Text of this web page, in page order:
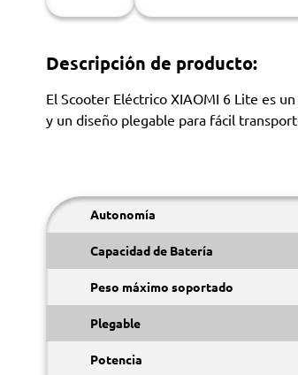
Descripción de producto:
El Scooter Eléctrico XIAOMI 6 Lite es
y un diseño plegable para fácil
Autonomía
Capacidad de Batería
Peso máximo soportado
Plegable
Potencia